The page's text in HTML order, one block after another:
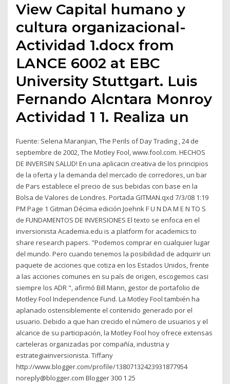
View Capital humano y
cultura organizacional-
Actividad 1.docx from
LANCE 6002 at EBC
University Stuttgart. Luis
Fernando Alcntara Monroy
Actividad 1 1. Realiza un
Fuente: Selena Maranjian, The Perils of Day Trading , 24 de
septiembre de 2002, The Motley Fool, www.fool.com. HECHOS
DE INVERSIN SALUD! En una aplicacin creativa de los principios
de la oferta y la demanda del mercado de corredores, un bar
de Pars establece el precio de sus bebidas con base en la
Bolsa de Valores de Londres. Portada GITMAN.qxd 7/3/08 1:19
PM Page 1 Gitman Décima edición Joehnk F U N DA M E N TO S
de FUNDAMENTOS DE INVERSIONES El texto se enfoca en el
inversionista Academia.edu is a platform for academics to
share research papers. "Podemos comprar en cualquier lugar
del mundo. Pero cuando tenemos la posibilidad de adquirir un
paquete de acciones que cotiza en los Estados Unidos, frente
a las acciones comunes en su país de origen, escogemos casi
siempre los ADR ", afirmó Bill Mann, gestor de portafolio de
Motley Fool Independence Fund. La Motley Fool también ha
aplanado ostensiblemente el contenido generado por el
usuario. Debido a que han crecido el número de usuarios y el
alcance de su participación, la Motley Fool hoy ofrece extensas
carteleras organizadas por compañía, industria y
estrategiainversionista. Tiffany
http://www.blogger.com/profile/13807132423931877954
noreply@blogger.com Blogger 300 1 25